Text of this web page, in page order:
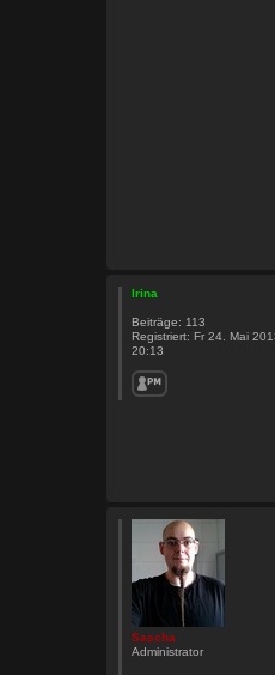
Irina
Beiträge: 113
Registriert: Fr 24. Mai
20:13
Sascha
Administrator